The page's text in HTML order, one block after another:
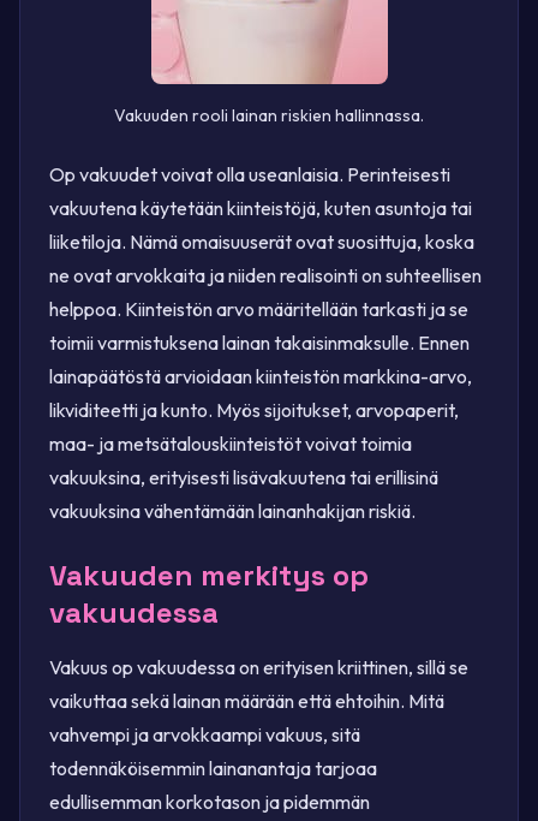
Vakuuden rooli lainan riskien hallinnassa.
Op vakuudet voivat olla useanlaisia. Perinteisesti
vakuutena käytetään kiinteistöjä, kuten asuntoja tai
liiketiloja. Nämä omaisuuserät ovat suosittuja, koska
ne ovat arvokkaita ja niiden realisointi on suhteellisen
helppoa. Kiinteistön arvo määritellään tarkasti ja se
toimii varmistuksena lainan takaisinmaksulle. Ennen
lainapäätöstä arvioidaan kiinteistön markkina-arvo,
likviditeetti ja kunto. Myös sijoitukset, arvopaperit,
maa- ja metsätalouskiinteistöt voivat toimia
vakuuksina, erityisesti lisävakuutena tai erillisinä
vakuuksina vähentämään lainanhakijan riskiä.
Vakuuden merkitys op
vakuudessa
Vakuus op vakuudessa on erityisen kriittinen, sillä se
vaikuttaa sekä lainan määrään että ehtoihin. Mitä
vahvempi ja arvokkaampi vakuus, sitä
todennäköisemmin lainanantaja tarjoaa
edullisemman korkotason ja pidemmän